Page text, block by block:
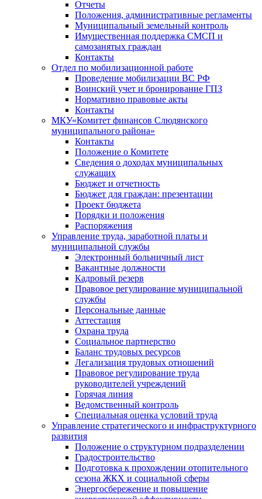
Отчеты
Положения, административные регламенты
Муниципальный земельный контроль
Имущественная поддержка СМСП и
самозанятых граждан
Контакты
Отдел по мобилизационной работе
Проведение мобилизации ВС РФ
Воинский учет и бронирование ГПЗ
Нормативно правовые акты
Контакты
МКУ«Комитет финансов Слюдянского
муниципального района»
Контакты
Положение о Комитете
Сведения о доходах муниципальных
служащих
Бюджет и отчетность
Бюджет для граждан: презентации
Проект бюджета
Порядки и положения
Распоряжения
Управление труда, заработной платы и
муниципальной службы
Электронный больничный лист
Вакантные должности
Кадровый резерв
Правовое регулирование муниципальной
службы
Персональные данные
Аттестация
Охрана труда
Социальное партнерство
Баланс трудовых ресурсов
Легализация трудовых отношений
Правовое регулирование труда
руководителей учреждений
Горячая линия
Ведомственный контроль
Специальная оценка условий труда
Управление стратегического и инфраструктурного
развития
Положение о структурном подразделении
Градостроительство
Подготовка к прохождении отопительного
сезона ЖКХ и социальной сферы
Энергосбережение и повышение